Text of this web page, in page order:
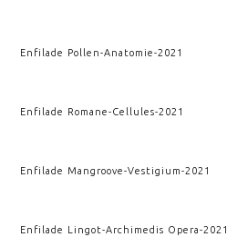
Enfilade Pollen-Anatomie-2021
Enfilade Romane-Cellules-2021
Enfilade Mangroove-Vestigium-2021
Enfilade Lingot-Archimedis Opera-2021